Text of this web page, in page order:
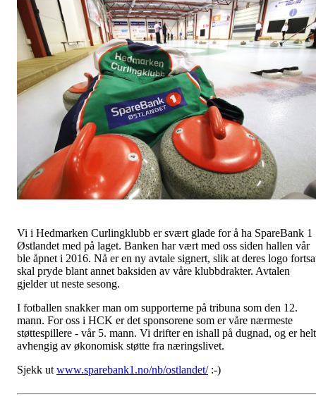
Vi i Hedmarken Curlingklubb er svært glade for å ha SpareBank 1
Østlandet med på laget. Banken har vært med oss siden hallen vår
ble åpnet i 2016. Nå er en ny avtale signert, slik at deres logo
skal pryde blant annet baksiden av våre klubbdrakter. Avtalen
gjelder ut neste sesong.
I fotballen snakker man om supporterne på tribuna som den 12.
mann. For oss i HCK er det sponsorene som er våre nærmeste
støttespillere - vår 5. mann. Vi drifter en ishall på dugnad, og er helt
avhengig av økonomisk støtte fra næringslivet.
Sjekk ut www.sparebank1.no/nb/ostlandet/:-)